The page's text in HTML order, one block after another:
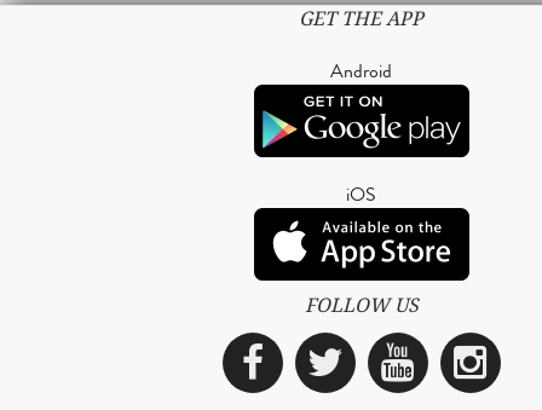
GET THE APP
Android
iOS
FOLLOW US
Facebook
Twitter